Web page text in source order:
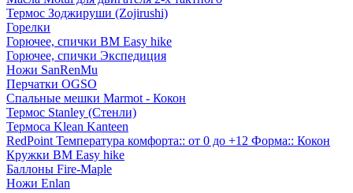
Термос Зоджируши (Zojirushi)
Горелки
Горючее, спички BM Easy hike
Горючее, спички Экспедиция
Ножи SanRenMu
Перчатки OGSO
Спальные мешки Marmot - Кокон
Термос Stanley (Стенли)
Термоса Klean Kanteen
RedPoint Температура комфорта:: от 0 до +12 Форма:: Кокон
Кружки BM Easy hike
Баллоны Fire-Maple
Ножи Enlan